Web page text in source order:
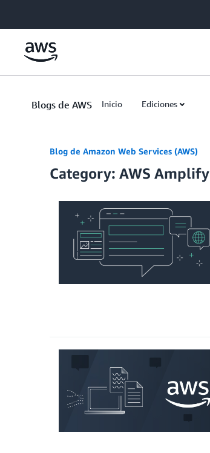
Blogs de AWS Inicio Ediciones
Blog de Amazon Web Services (AWS)
Category: AWS Amplify